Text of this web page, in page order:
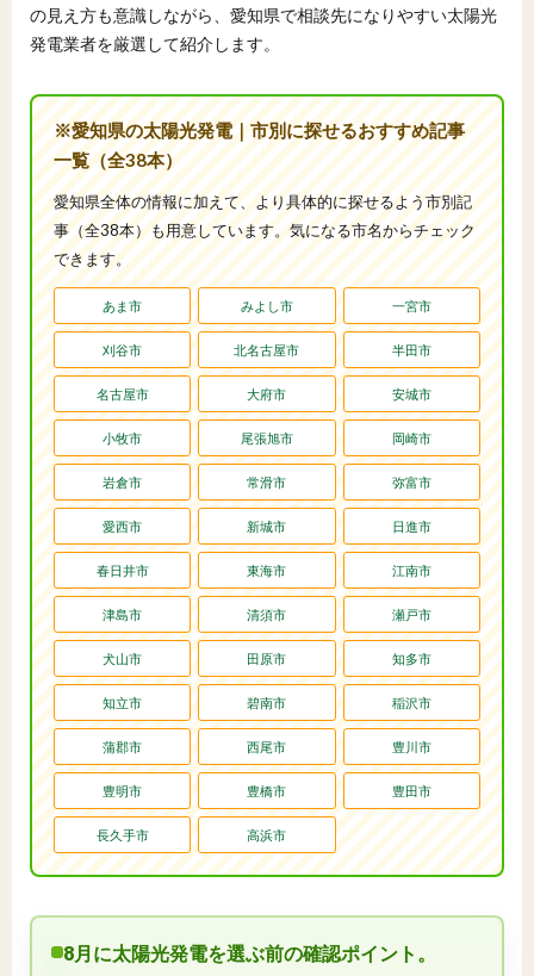
の見え方も意識しながら、愛知県で相談先になりやすい太陽光
発電業者を厳選して紹介します。
※愛知県の太陽光発電｜市別に探せるおすすめ記事
一覧（全38本）
愛知県全体の情報に加えて、より具体的に探せるよう市別記
事（全38本）も用意しています。気になる市名からチェック
できます。
あま市 みよし市 一宮市
刈谷市 北名古屋市 半田市
名古屋市 大府市 安城市
小牧市 尾張旭市 岡崎市
岩倉市 常滑市 弥富市
愛西市 新城市 日進市
春日井市 東海市 江南市
津島市 清須市 瀬戸市
犬山市 田原市 知多市
知立市 碧南市 稲沢市
蒲郡市 西尾市 豊川市
豊明市 豊橋市 豊田市
長久手市 高浜市
8月に太陽光発電を選ぶ前の確認ポイント。